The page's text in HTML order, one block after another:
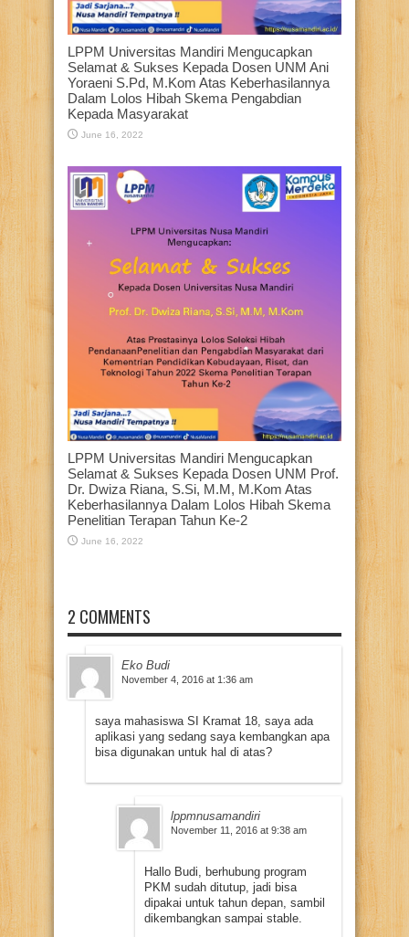
LPPM Universitas Mandiri Mengucapkan
Selamat & Sukses Kepada Dosen UNM Ani
Yoraeni S.Pd, M.Kom Atas Keberhasilannya
Dalam Lolos Hibah Skema Pengabdian
Kepada Masyarakat
June 16, 2022
LPPM Universitas Mandiri Mengucapkan
Selamat & Sukses Kepada Dosen UNM Prof.
Dr. Dwiza Riana, S.Si, M.M, M.Kom Atas
Keberhasilannya Dalam Lolos Hibah Skema
Penelitian Terapan Tahun Ke-2
June 16, 2022
2 COMMENTS
Eko Budi
November 4, 2016 at 1:36 am
saya mahasiswa SI Kramat 18, saya ada
aplikasi yang sedang saya kembangkan apa
bisa digunakan untuk hal di atas?
lppmnusamandiri
November 11, 2016 at 9:38 am
Hallo Budi, berhubung program
PKM sudah ditutup, jadi bisa
dipakai untuk tahun depan, sambil
dikembangkan sampai stable.